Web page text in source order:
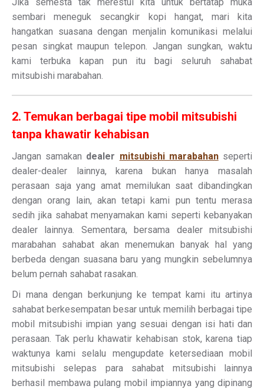
sembari meneguk secangkir kopi hangat, mari kita
hangatkan suasana dengan menjalin komunikasi melalui
pesan singkat maupun telepon. Jangan sungkan, waktu
kami terbuka kapan pun itu bagi seluruh sahabat
mitsubishi marabahan.
2. Temukan berbagai tipe mobil mitsubishi
tanpa khawatir kehabisan
Jangan samakan dealer mitsubishi marabahanseperti
dealer-dealer lainnya, karena bukan hanya masalah
perasaan saja yang amat memilukan saat dibandingkan
dengan orang lain, akan tetapi kami pun tentu merasa
sedih jika sahabat menyamakan kami seperti kebanyakan
dealer lainnya. Sementara, bersama dealer mitsubishi
marabahan sahabat akan menemukan banyak hal yang
berbeda dengan suasana baru yang mungkin sebelumnya
belum pernah sahabat rasakan.
Di mana dengan berkunjung ke tempat kami itu artinya
sahabat berkesempatan besar untuk memilih berbagai tipe
mobil mitsubishi impian yang sesuai dengan isi hati dan
perasaan. Tak perlu khawatir kehabisan stok, karena tiap
waktunya kami selalu mengupdate ketersediaan mobil
mitsubishi selepas para sahabat mitsubishi lainnya
berhasil membawa pulang mobil impiannya yang dipinang